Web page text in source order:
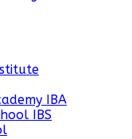
IBA
IBS